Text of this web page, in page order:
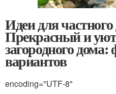
Идеи для
Прекрасный и
загородного
вариантов
encoding="UTF-8"